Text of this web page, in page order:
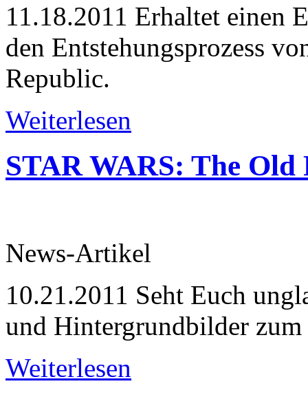
11.18.2011 Erhaltet einen
den Entstehungsprozess
Republic.
Weiterlesen
STAR WARS: The
News-Artikel
10.21.2011 Seht Euch
und Hintergrundbilder
Weiterlesen